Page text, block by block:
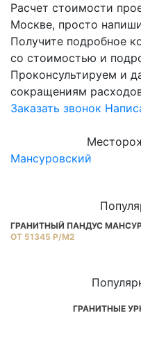
Расчет стоимости
Москве, просто
Получите подробное
со стоимостью и
Проконсультируем и
сокращениям
Заказать звонок
Мансуровский
ГРАНИТНЫЙ ПАНДУС
ОТ 51345 Р/М2
ГРАНИТНЫЕ